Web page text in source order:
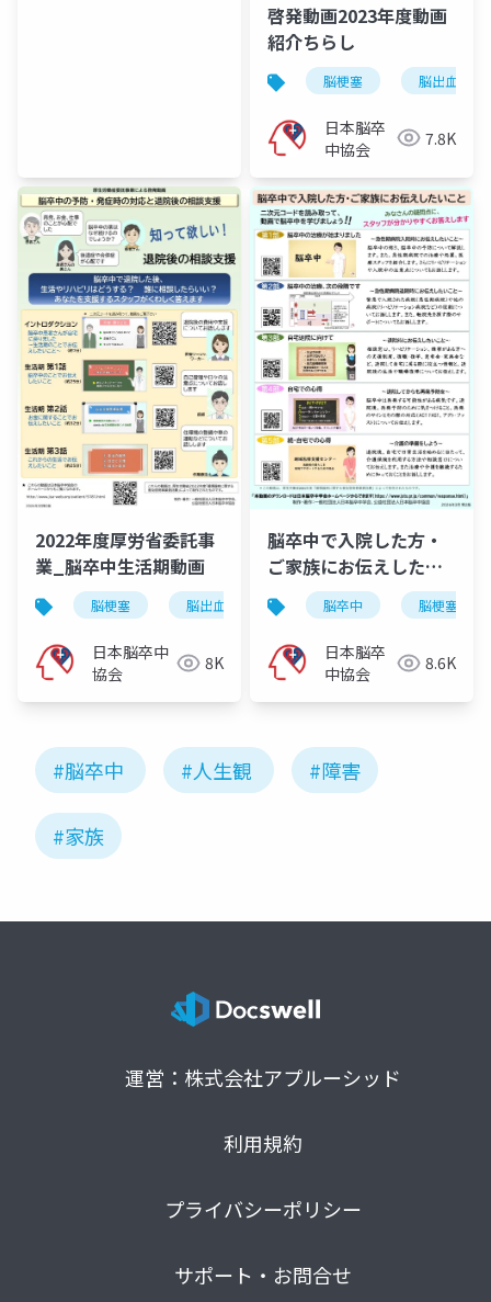
啓発動画2023年度動画
紹介ちらし
脳梗塞 脳出血
日本脳卒
中協会
7.8K
2022年度厚労省委託事
業_脳卒中生活期動画
脳梗塞 脳出血 くも膜下出血 脳卒中
日本脳卒中
協会
8K
脳卒中で入院した方・
ご家族にお伝えしたい
こと
脳卒中 脳梗塞
日本脳卒
中協会
8.6K
#脳卒中 #人生観 #障害
#家族
運営：株式会社アプルーシッド
利用規約
プライバシーポリシー
サポート・お問合せ